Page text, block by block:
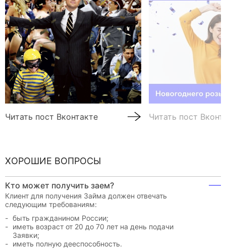
Читать пост Вконтакте Читать пост
ХОРОШИЕ ВОПРОСЫ
Кто может получить заем?
Клиент для получения Займа должен отвечать
следующим требованиям:
быть гражданином России;
иметь возраст от 20 до 70 лет на день подачи
Заявки;
иметь полную дееспособность.